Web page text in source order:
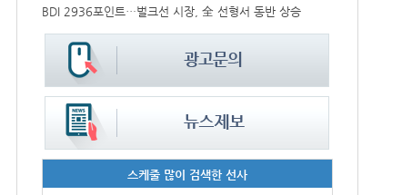
BDI 2936포인트…벌크선 시장, 全 선형서 동반 상승
스케줄 많이 검색한 선사